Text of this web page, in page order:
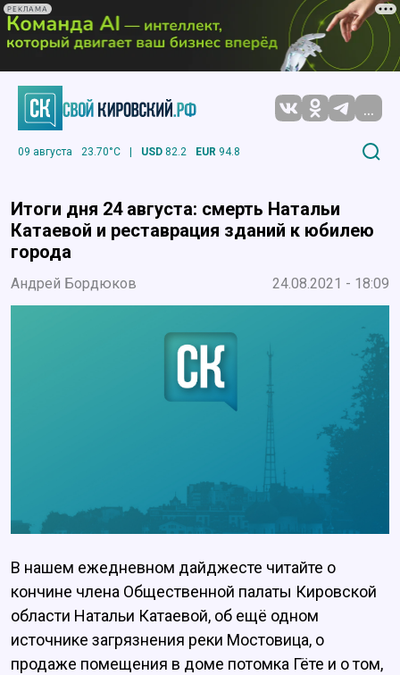
РЕКЛАМА
...
09 августа 23.70°C | USD 82.2 EUR 94.8
Итоги дня 24 августа: смерть Натальи
Катаевой и реставрация зданий к юбилею
города
Андрей Бордюков 24.08.2021 - 18:09
В нашем ежедневном дайджесте читайте о
кончине члена Общественной палаты Кировской
области Натальи Катаевой, об ещё одном
источнике загрязнения реки Мостовица, о
продаже помещения в доме потомка Гёте и о том,